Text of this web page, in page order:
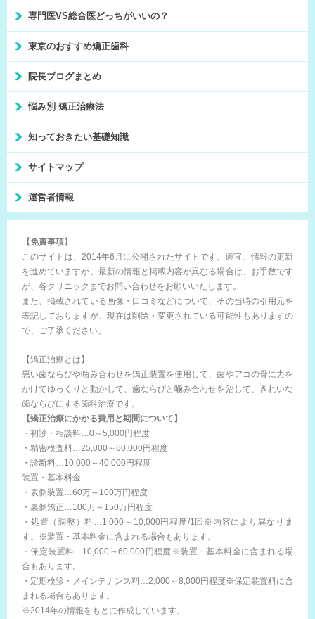
専門医VS総合医どっちがいいの？
東京のおすすめ矯正歯科
院長ブログまとめ
悩み別 矯正治療法
知っておきたい基礎知識
サイトマップ
運営者情報
【免責事項】
このサイトは、2014年6月に公開されたサイトです。適宜、情報の更新
を進めていますが、最新の情報と掲載内容が異なる場合は、お手数です
が、各クリニックまでお問い合わせをお願いいたします。
また、掲載されている画像・口コミなどについて、その当時の引用元を
表記しておりますが、現在は削除・変更されている可能性もありますの
で、ご了承ください。
【矯正治療とは】
悪い歯ならびや噛み合わせを矯正装置を使用して、歯やアゴの骨に力を
かけてゆっくりと動かして、歯ならびと噛み合わせを治して、きれいな
歯ならびにする歯科治療です。
【矯正治療にかかる費用と期間について】
・初診・相談料…0～5,000円程度
・精密検査料…25,000～60,000円程度
・診断料…10,000～40,000円程度
装置・基本料金
・表側装置…60万～100万円程度
・裏側矯正…100万～150万円程度
・処置（調整）料…1,000～10,000円程度/1回※内容により異なりま
す。※装置・基本料金に含まれる場合もあります。
・保定装置料…10,000～60,000円程度※装置・基本料金に含まれる場
合もあります。
・定期検診・メインテナンス料…2,000～8,000円程度※保定装置料に含
まれる場合もあります。
※2014年の情報をもとに作成しています。